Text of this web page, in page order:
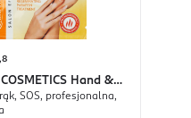
Hand &
Professional
SOS, profesjonalna,